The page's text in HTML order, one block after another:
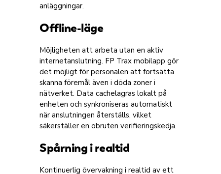
anläggningar.
Offline-läge
Möjligheten att arbeta utan en aktiv
internetanslutning. FP Trax mobilapp gör
det möjligt för personalen att fortsätta
skanna föremål även i döda zoner i
nätverket. Data cachelagras lokalt på
enheten och synkroniseras automatiskt
när anslutningen återställs, vilket
säkerställer en obruten verifieringskedja.
Spårning i realtid
Kontinuerlig övervakning i realtid av ett